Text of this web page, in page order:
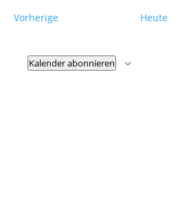
VorherigeVeranstaltungen Heute
Kalender abonnieren